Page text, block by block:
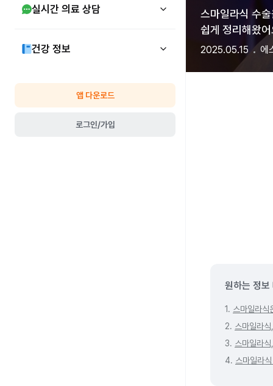
실시간 의료 상담
건강 정보
앱 다운로드
로그인/가입
스마일라식 수
쉽게 정리해왔
2025.05.15 에
원하는 정보
1. 스마일라식
2. 스마일라
3. 스마일라
4. 스마일라